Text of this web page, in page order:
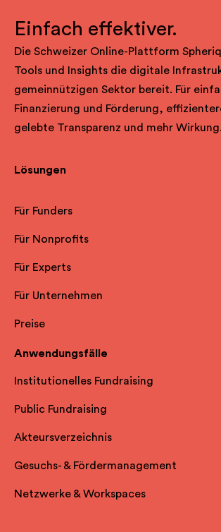
Einfach effektiver.
Die Schweizer Online-Plattform
Tools und Insights die digitale
gemeinnützigen Sektor bereit. Für
Finanzierung und Förderung,
gelebte Transparenz und mehr Wirkung.
Lösungen
Für Funders
Für Nonprofits
Für Experts
Für Unternehmen
Preise
Anwendungsfälle
Institutionelles Fundraising
Public Fundraising
Akteursverzeichnis
Gesuchs- & Fördermanagement
Netzwerke & Workspaces